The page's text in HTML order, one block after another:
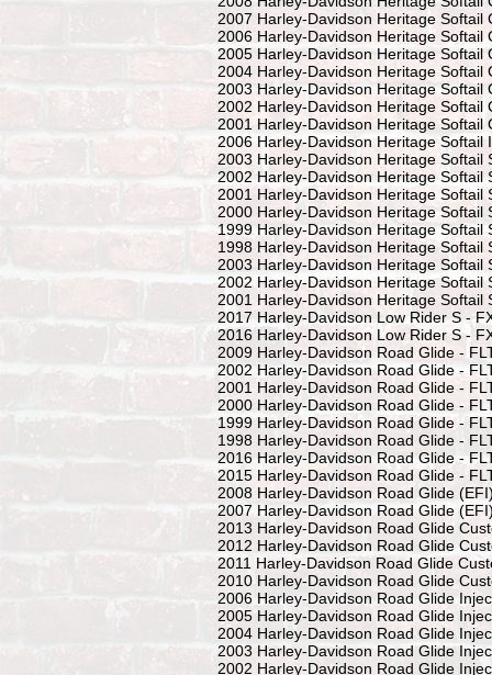
2007 Harley-Davidson Heritage Softail
2006 Harley-Davidson Heritage Softail
2005 Harley-Davidson Heritage Softail
2004 Harley-Davidson Heritage Softail
2003 Harley-Davidson Heritage Softail
2002 Harley-Davidson Heritage Softail
2001 Harley-Davidson Heritage Softail
2006 Harley-Davidson Heritage Softail
2003 Harley-Davidson Heritage Softail
2002 Harley-Davidson Heritage Softail
2001 Harley-Davidson Heritage Softail
2000 Harley-Davidson Heritage Softail
1999 Harley-Davidson Heritage Softail
1998 Harley-Davidson Heritage Softail
2003 Harley-Davidson Heritage Softail
2002 Harley-Davidson Heritage Softail
2001 Harley-Davidson Heritage Softail
2017 Harley-Davidson Low Rider S -
2016 Harley-Davidson Low Rider S -
2009 Harley-Davidson Road Glide -
2002 Harley-Davidson Road Glide -
2001 Harley-Davidson Road Glide -
2000 Harley-Davidson Road Glide -
1999 Harley-Davidson Road Glide -
1998 Harley-Davidson Road Glide -
2016 Harley-Davidson Road Glide -
2015 Harley-Davidson Road Glide -
2008 Harley-Davidson Road Glide
2007 Harley-Davidson Road Glide
2013 Harley-Davidson Road Glide
2012 Harley-Davidson Road Glide
2011 Harley-Davidson Road Glide
2010 Harley-Davidson Road Glide
2006 Harley-Davidson Road Glide
2005 Harley-Davidson Road Glide
2004 Harley-Davidson Road Glide
2003 Harley-Davidson Road Glide
2002 Harley-Davidson Road Glide